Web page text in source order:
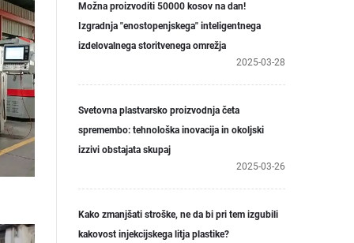
Možna proizvoditi 50000 kosov na dan!
Izgradnja "enostopenjskega" inteligentnega
izdelovalnega storitvenega omrežja
2025-03-28
Svetovna plastvarsko proizvodnja četa
spremembo: tehnološka inovacija in okoljski
izzivi obstajata skupaj
2025-03-26
Kako zmanjšati stroške, ne da bi pri tem izgubili
kakovost injekcijskega litja plastike?